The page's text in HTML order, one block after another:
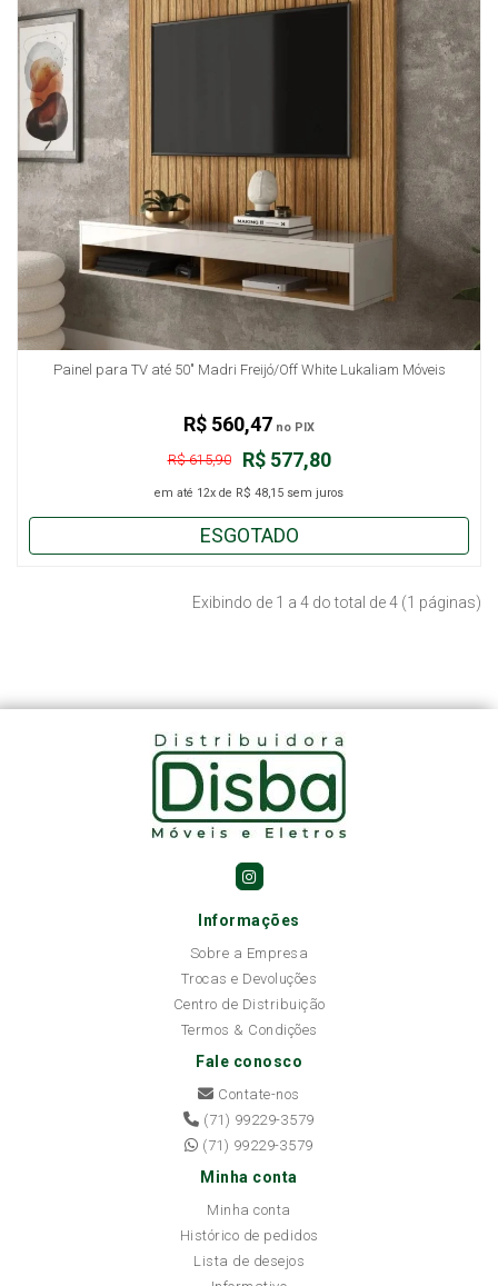
Painel para TV até 50" Madri Freijó/Off White Lukaliam Móveis
R$ 577,80
R$ 615,90
em até 12x de R$ 48,15 sem juros
R$ 560,47 no PIX
ESGOTADO
Exibindo de 1 a 4 do total de 4 (1 páginas)
Informações
Sobre a Empresa
Trocas e Devoluções
Centro de Distribuição
Termos & Condições
Fale conosco
Contate-nos
(71) 99229-3579
(71) 99229-3579
Minha conta
Minha conta
Histórico de pedidos
Lista de desejos